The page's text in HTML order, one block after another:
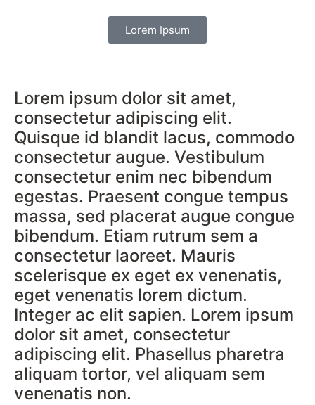
Lorem Ipsum
Lorem ipsum dolor sit amet,
consectetur adipiscing elit.
Quisque id blandit lacus, commodo
consectetur augue. Vestibulum
consectetur enim nec bibendum
egestas. Praesent congue tempus
massa, sed placerat augue congue
bibendum. Etiam rutrum sem a
consectetur laoreet. Mauris
scelerisque ex eget ex venenatis,
eget venenatis lorem dictum.
Integer ac elit sapien. Lorem ipsum
dolor sit amet, consectetur
adipiscing elit. Phasellus pharetra
aliquam tortor, vel aliquam sem
venenatis non.